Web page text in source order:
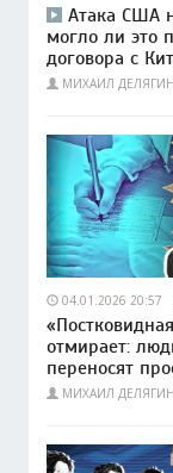
Атака США
могло ли это
договора с
МИХАИЛ ДЕЛЯГИН
04.01.2026 20:57
отмирает:
переносят
МИХАИЛ ДЕЛЯГИН